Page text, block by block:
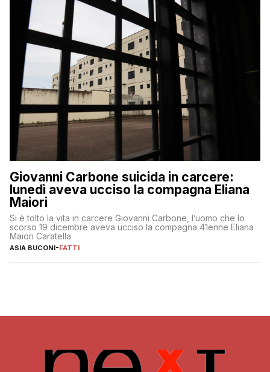
Giovanni Carbone suicida in carcere:
lunedì aveva ucciso la compagna Eliana
Maiori
Si è tolto la vita in carcere Giovanni Carbone, l’uomo che lo
scorso 19 dicembre aveva ucciso la compagna 41enne Eliana
Maiori Caratella
ASIA BUCONI-FATTI